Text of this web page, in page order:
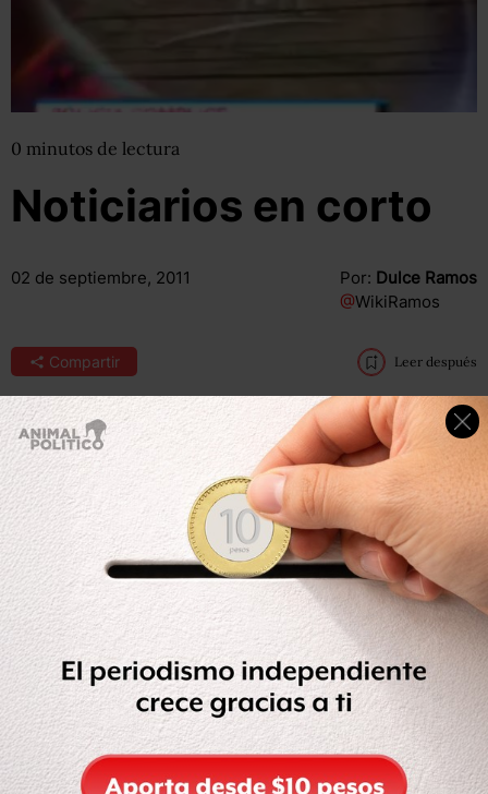
0 minutos de lectura
Noticiarios en corto
02 de septiembre, 2011 Por: Dulce Ramos
@WikiRamos
Compartir Leer después
Compartir Leer después
Etiquetas:
NOTICIARIOS NOTICIAS RESUMEN